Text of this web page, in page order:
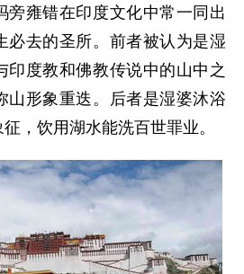
旁雍错在印度文化中常一同出
必去的圣所。前者被认为是湿
印度教和佛教传说中的山中之
山形象重迭。后者是湿婆沐浴
，饮用湖水能洗百世罪业。